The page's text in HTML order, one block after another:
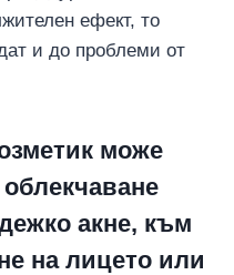
ефект, то
и до проблеми от
може
акне, към
на лицето или